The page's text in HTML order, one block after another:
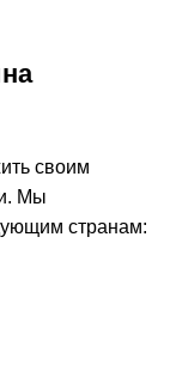
своим
Мы
странам: